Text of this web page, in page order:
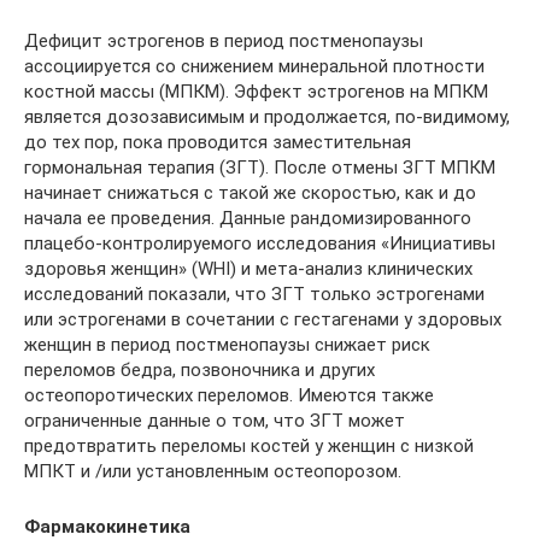
Дефицит эстрогенов в период постменопаузы
ассоциируется со снижением минеральной плотности
костной массы (МПКМ). Эффект эстрогенов на МПКМ
является дозозависимым и продолжается, по-видимому,
до тех пор, пока проводится заместительная
гормональная терапия (ЗГТ). После отмены ЗГТ МПКМ
начинает снижаться с такой же скоростью, как и до
начала ее проведения. Данные рандомизированного
плацебо-контролируемого исследования «Инициативы
здоровья женщин» (WHI) и мета-анализ клинических
исследований показали, что ЗГТ только эстрогенами
или эстрогенами в сочетании с гестагенами у здоровых
женщин в период постменопаузы снижает риск
переломов бедра, позвоночника и других
остеопоротических переломов. Имеются также
ограниченные данные о том, что ЗГТ может
предотвратить переломы костей у женщин с низкой
МПКТ и /или установленным остеопорозом.
Фармакокинетика